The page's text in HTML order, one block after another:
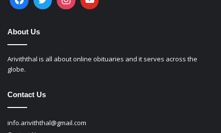
About Us
Ariviththal is all about online obituaries and it serves across the
globe.
Contact Us
info.ariviththal@gmail.com